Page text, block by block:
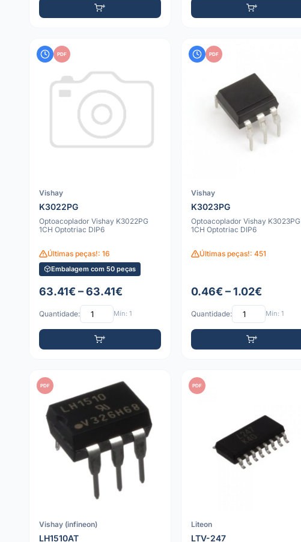
PDF
Vishay
K3022PG
Optoacoplador Vishay K3022PG
1CH Optotriac DIP6
Últimas peças!: 16
Embalagem com 50 peças
63.41€ – 63.41€
Quantidade: Mín: 1
PDF
Vishay
K3023PG
Optoacoplador Vishay K3023PG
1CH Optotriac DIP6
Últimas peças!: 451
0.46€ – 1.02€
Quantidade: Mín: 1
PDF
Vishay (infineon)
LH1510AT
PDF
Liteon
LTV-247